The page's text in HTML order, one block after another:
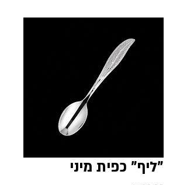
"ליף" כפית מיני